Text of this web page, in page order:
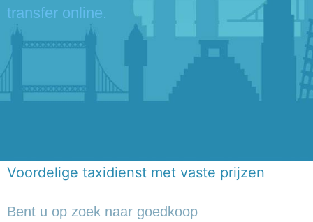
transfer online.
Voordelige taxidienst met vaste prijzen
Bent u op zoek naar goedkoop